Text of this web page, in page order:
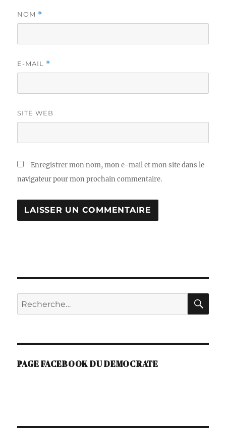
NOM *
E-MAIL *
SITE WEB
Enregistrer mon nom, mon e-mail et mon site dans le
navigateur pour mon prochain commentaire.
N
:
Recherche
pour :
PAGE FACEBOOK DU DEMOCRATE